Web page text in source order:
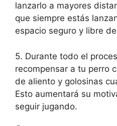
lanzarlo a mayores
que siempre estás
espacio seguro y libre
5. Durante todo el
recompensar a tu perro
de aliento y golosinas
Esto aumentará su
seguir jugando.